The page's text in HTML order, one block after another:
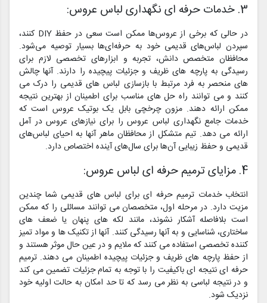
3. خدمات حرفه ای نگهداری لباس عروس:
در حالی که برخی از عروس‌ها ممکن است سعی در حفظ DIY کنند،
سپردن لباس‌های قدیمی خود به حرفه‌ای‌ها بسیار توصیه می‌شود.
محافظان متخصص دانش، تجربه و ابزارهای تخصصی لازم برای
رسیدگی به پارچه های ظریف و جزئیات پیچیده را دارند. آنها چالش
های منحصر به فرد مرتبط با بازسازی لباس های قدیمی را درک می
کنند و می توانند راه حل های مناسب برای اطمینان از بهترین نتیجه
ممکن ارائه دهند. مزون چرخچی بابل یک بوتیک عروس است که
خدمات جامع نگهداری لباس عروس را برای نیازهای عروس در آمل
ارائه می دهد. تیم متشکل از محافظان ماهر آنها به احیای لباس‌های
قدیمی و حفظ زیبایی آن‌ها برای سال‌های آینده اختصاص دارد.
4. مزایای ترمیم حرفه ای لباس عروس:
انتخاب خدمات ترمیم حرفه ای برای لباس های قدیمی شما چندین
مزیت دارد. در مرحله اول، متخصصان می توانند مسائلی را که ممکن
است بلافاصله آشکار نشوند، مانند لکه های پنهان یا ضعف های
ساختاری، شناسایی و به آنها رسیدگی کنند. آنها از تکنیک ها و مواد تمیز
کننده تخصصی استفاده می کنند که ملایم و در عین حال موثر هستند و
از حفظ پارچه های ظریف و جزئیات پیچیده اطمینان می دهند. ترمیم
حرفه ای نتیجه ای باکیفیت را با توجه به تمام جزئیات تضمین می کند
و در نتیجه لباسی به نظر می رسد که تا حد امکان به حالت اولیه خود
نزدیک شود.